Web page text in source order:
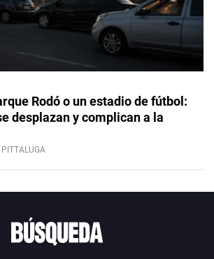
Rodó o un estadio de fútbol:
desplazan y complican a la